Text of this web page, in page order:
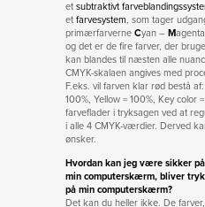
et subtraktivt
et farvesystem, som tager
primærfarverne Cyan – M
og det er de fire farver, der
kan blandes til næsten alle
CMYK-skalaen angives med
F.eks. vil farven klar rød bestå
100%, Yellow = 100%, Key color
farveflader i tryksagen ved at
i alle 4 CMYK-værdier. Derved
ønsker.
Hvordan kan jeg være sikker
min computerskærm, bliver
på min computerskærm?
Det kan du heller ikke. De